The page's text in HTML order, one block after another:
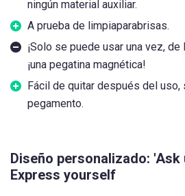
ningún material auxiliar.
A prueba de limpiaparabrisas.
¡Solo se puede usar una vez,
¡una pegatina magnética!
Fácil de quitar después del
pegamento.
Diseño personalizado: 'Ask
Express yourself